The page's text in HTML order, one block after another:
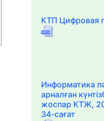
КТП Цифровая
Информатика
арналған
жоспар КТЖ,
34-сағат